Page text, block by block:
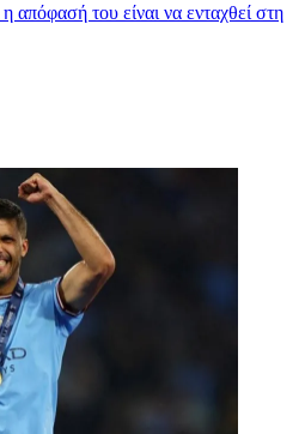
απόφασή του είναι να ενταχθεί στη